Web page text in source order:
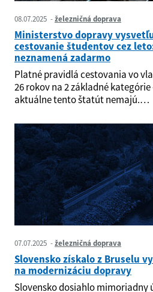
08.07.2025 železničná doprava
Ministerstvo dopravy
cestovanie študentov cez
neznamená zadarmo
Platné pravidlá cestovania vo
26 rokov na 2 základné
aktuálne tento štatút nemajú.…
07.07.2025 železničná doprava
Slovensko získalo z Bruselu
na modernizáciu dopravy
Slovensko dosiahlo mimoriadny